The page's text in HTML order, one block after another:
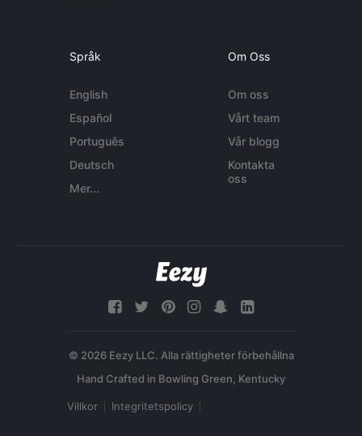
Språk
English
Español
Português
Deutsch
Mer...
Om Oss
Om oss
Vårt team
Vår blogg
Kontakta
oss
© 2026 Eezy LLC. Alla rättigheter förbehållna
Villkor Integritetspolicy